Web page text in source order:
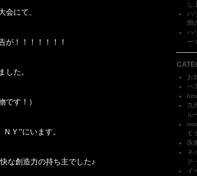
し
ハ
間
ハ
ー
お
ヘ
九
ル
Ｅ
医
ネ
テ
イ
会にて、
が！！！！！！！
した。
です！）
Ｙ”にいます。
な創造力の持ち主でした♪